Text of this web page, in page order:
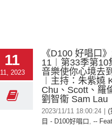
11
11, 2023
《D100 好唱口
11︱第33季第10
音樂使你心境去
︱主持：朱紫嬈
Chu、Scott、羅
劉智衞 Sam Lau
2023/11/11 18:00:24
(
目 - D100好唱口, --